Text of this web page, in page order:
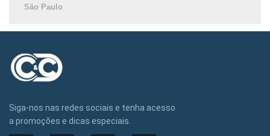
São Paulo
Siga-nos nas redes sociais e tenha acesso
a promoções e dicas especiais.